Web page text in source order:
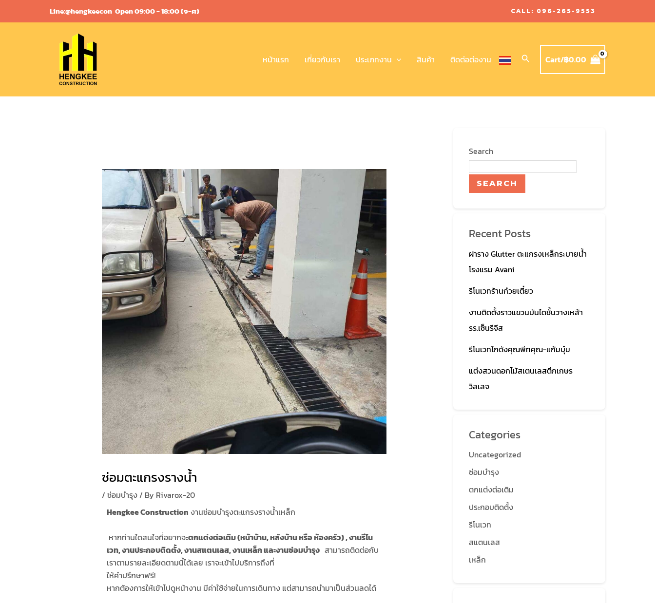
Line:@hengkeecon Open 09:00 - 18:00 (จ-ศ) CALL: 096-265-9553
หน้าแรก เกี่ยวกับเรา ประเภทงาน สินค้า ติดต่อต่องาน SearchCart/฿0.00
ซ่อมตะแกรงรางน้ำ
/ ซ่อมบำรุง/ By Rivarox-20
Hengkee Construction งานซ่อมบำรุงตะแกรงรางน้ำเหล็ก
หากท่านใดสนใจที่อยากจะตกแต่งต่อเติม (หน้าบ้าน,หลังบ้าน หรือ ห้องครัว),งานรีโน
เวท,งานประกอบติดตั้ง,งานสแตนเลส,งานเหล็ก และงานซ่อมบำรุง สามารถติดต่อกับ
เราตามรายละเอียดตามนี้ได้เลย เราจะเข้าไปบริการถึงที่
ให้คำปรึกษาฟรี!
หากต้องการให้เข้าไปดูหน้างาน มีค่าใช้จ่ายในการเดินทาง แต่สามารถนำมาเป็นส่วนลดได้
Search
SEARCH
Recent Posts
ฝาราง Glutter ตะแกรงเหล็กระบายน้ำ
โรงแรม Avani
รีโนเวทร้านก๋วยเตี๋ยว
งานติดตั้งราวแขวนบันไดชั้นวางเหล้า
รร.เซ็นรีจีส
รีโนเวทโกดังคุณพีทคุณ-แก้มบุ๋ม
แต่งสวนดอกไม้สเตนเลสตึกเกษร
วิลเลจ
Categories
Uncategorized
ซ่อมบำรุง
ตกแต่งต่อเติม
ประกอบติดตั้ง
รีโนเวท
สแตนเลส
เหล็ก